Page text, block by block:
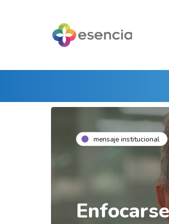
mensaje institucional